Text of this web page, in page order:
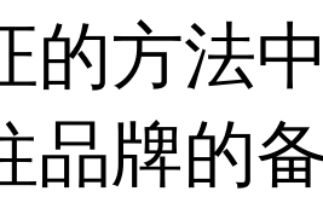
的方法
品牌的